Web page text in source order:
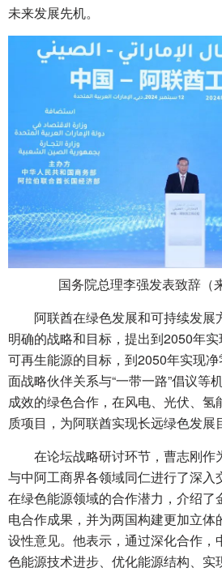
未来发展先机。
国务院总理李强发表致辞（
阿联酋在绿色发展和可持续发展
明确的战略和目标，提出到2050年
可再生能源的目标，到2050年实现
面战略伙伴关系与“一带一路”倡议等
成效的绿色合作，在风电、光伏、氢
质项目，为阿联酋实现长远绿色发展
在论坛战略研讨环节，曹志刚作
与中阿工商界各领域同仁进行了深入
在绿色能源领域的合作潜力，介绍了
电合作成果，并为两国构建更加立体
设性意见。他表示，通过深化合作，
色能源技术进步、优化能源结构、实